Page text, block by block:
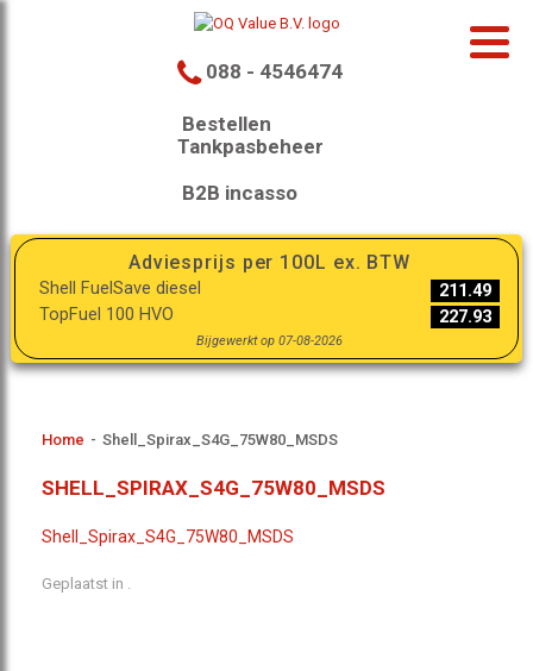
088 - 4546474
Bestellen
Tankpasbeheer
B2B incasso
Adviesprijs per 100L ex. BTW
Shell FuelSave diesel
211.49
TopFuel 100 HVO
227.93
Bijgewerkt op 07-08-2026
Home - Shell_Spirax_S4G_75W80_MSDS
SHELL_SPIRAX_S4G_75W80_MSDS
Shell_Spirax_S4G_75W80_MSDS
Geplaatst in .